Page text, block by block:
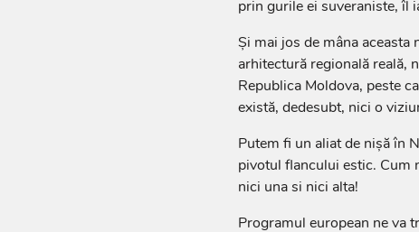
prin gurile ei suveraniste, îl
Și mai jos de mâna aceasta
arhitectură regională reală,
Republica Moldova, peste
există, dedesubt, nici o
Putem fi un aliat de nișă în
pivotul flancului estic. Cum
nici una si nici alta!
Programul european ne va